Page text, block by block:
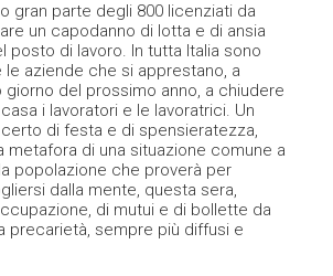
gran parte degli 800 licenziati da
un capodanno di lotta e di ansia
posto di lavoro. In tutta Italia sono
aziende che si apprestano, a
giorno del prossimo anno, a chiudere
i lavoratori e le lavoratrici. Un
di festa e di spensieratezza,
metafora di una situazione comune a
popolazione che proverà per
dalla mente, questa sera,
di mutui e di bollette da
precarietà, sempre più diffusi e